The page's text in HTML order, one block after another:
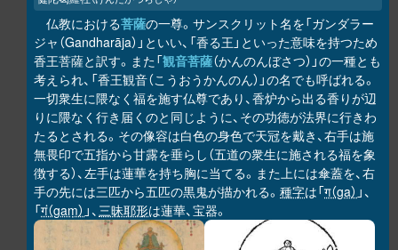
仏教における菩薩の一尊。サンスクリット名を「ガンダラー
ジャ（Gandharāja）」といい、「香る王」といった意味を持つため
香王菩薩と訳す。また「観音菩薩（かんのんぼさつ）」の一種とも
考えられ、「香王観音（こうおうかんのん）」の名でも呼ばれる。
一切衆生に隈なく福を施す仏尊であり、香炉から出る香りが辺
りに隈なく行き届くのと同じように、その功徳が法界に行きわ
たるとされる。その像容は白色の身色で天冠を戴き、右手は施
無畏印で五指から甘露を垂らし（五道の衆生に施される福を象
徴する）、左手は蓮華を持ち胸に当てる。また上には傘蓋を、右
手の先には三匹から五匹の黒鬼が描かれる。 種字は「ग（ga） 」、
「गं（gaṃ） 」、三昧耶形は蓮華、宝器。